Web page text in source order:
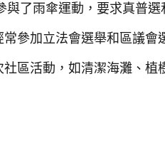
與了雨傘運動，要求真普選
參加立法會選舉和區議會
區活動，如清潔海灘、植